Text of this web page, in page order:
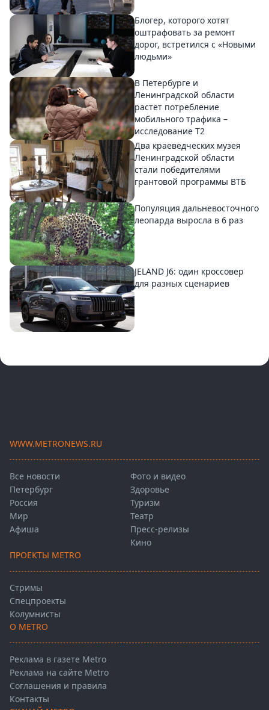
Блогер, которого хотят
оштрафовать за ремонт
дорог, встретился с «Новыми
людьми»
В Петербурге и
Ленинградской области
растет потребление
мобильного трафика –
исследование T2
Два краеведческих музея
Ленинградской области
стали победителями
грантовой программы ВТБ
Популяция дальневосточного
леопарда выросла в 6 раз
JELAND J6: один кроссовер
для разных сценариев
WWW.METRONEWS.RU
Все новости
Петербург
Россия
Мир
Афиша
Фото и видео
Здоровье
Туризм
Театр
Пресс-релизы
Кино
ПРОЕКТЫ METRO
Стримы
Спецпроекты
Колумнисты
О METRO
Реклама в газете Metro
Реклама на сайте Metro
Соглашения и правила
Контакты